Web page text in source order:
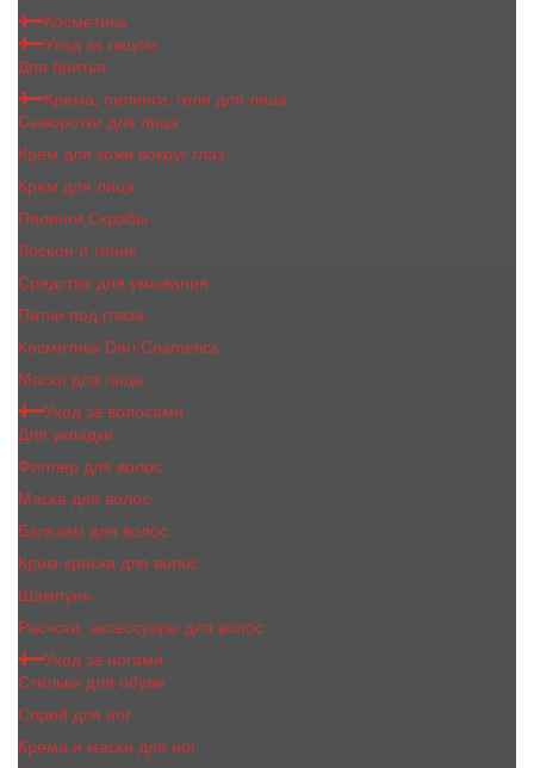
Косметика
Уход за лицом
Для бритья
Крема, пилинги, гели для лица
Сыворотки для лица
Крем для кожи вокруг глаз
Крем для лица
Пилинги,Скрабы
Лосьон и тоник
Средства для умывания
Патчи под глаза
Косметика Dari Cosmetics
Маски для лица
Уход за волосами
Для укладки
Филлер для волос
Маска для волос
Бальзам для волос
Крем-краска для волос
Шампунь
Расчски, аксессуары для волос
Уход за ногами
Стельки для обуви
Спрей для ног
Крема и маски для ног